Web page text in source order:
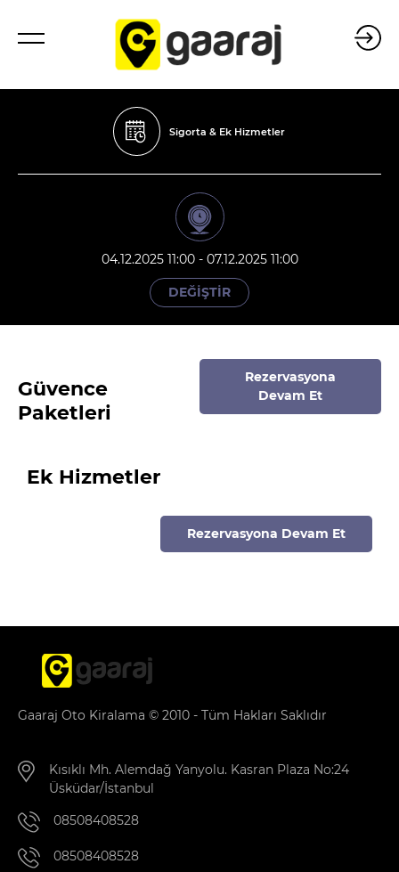
Sigorta & Ek Hizmetler
04.12.2025 11:00 - 07.12.2025 11:00
DEĞİŞTİR
Güvence
Paketleri
Rezervasyona
Devam Et
Ek Hizmetler
Rezervasyona Devam Et
Gaaraj Oto Kiralama © 2010 - Tüm Hakları Saklıdır
Kısıklı Mh. Alemdağ Yanyolu. Kasran Plaza No:24
Üsküdar/İstanbul
08508408528
08508408528